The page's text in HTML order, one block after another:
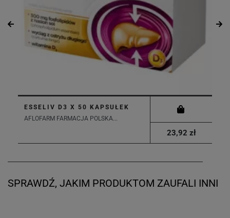
ESSELIV D3 X 50 KAPSUŁEK
AFLOFARM FARMACJA POLSKA...
23,92 zł
SPRAWDŹ, JAKIM PRODUKTOM ZAUFALI INNI